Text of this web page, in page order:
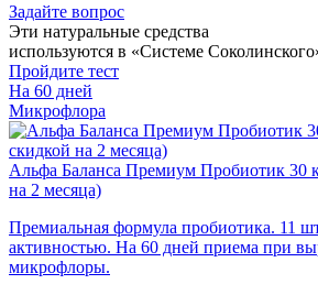
Задайте вопрос
Эти натуральные средства
используются в «Системе
Пройдите тест
На 60 дней
Микрофлора
Альфа Баланса Премиум Пробиотик 30
на 2 месяца)
Премиальная формула пробиотика. 11
активностью. На 60 дней приема при
микрофлоры.